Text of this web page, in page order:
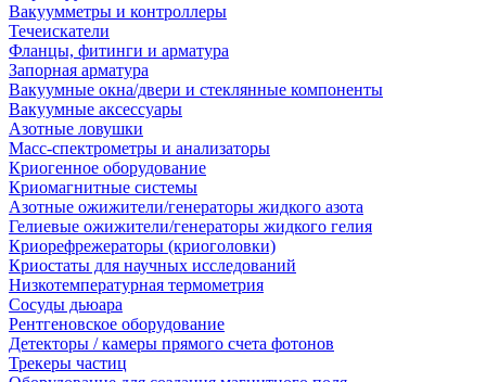
Вакуумметры и контроллеры
Течеискатели
Фланцы, фитинги и арматура
Запорная арматура
Вакуумные окна/двери и стеклянные компоненты
Вакуумные аксессуары
Азотные ловушки
Масс-спектрометры и анализаторы
Криогенное оборудование
Криомагнитные системы
Азотные ожижители/генераторы жидкого азота
Гелиевые ожижители/генераторы жидкого гелия
Криорефрежераторы (криоголовки)
Криостаты для научных исследований
Низкотемпературная термометрия
Сосуды дьюара
Рентгеновское оборудование
Детекторы / камеры прямого счета фотонов
Трекеры частиц